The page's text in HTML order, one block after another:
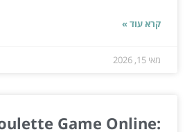
קרא עוד »
מאי 15, 2026
Game Online: